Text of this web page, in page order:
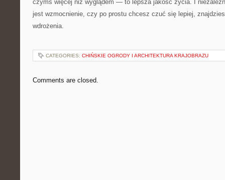
czymś więcej niż wyglądem — to lepsza jakość życia. I
jest wzmocnienie, czy po prostu chcesz czuć się lepiej,
wdrożenia.
CATEGORIES: CHIŃSKIE OGRODY I ARCHITEKTURA KRAJOBRAZU
Comments are closed.